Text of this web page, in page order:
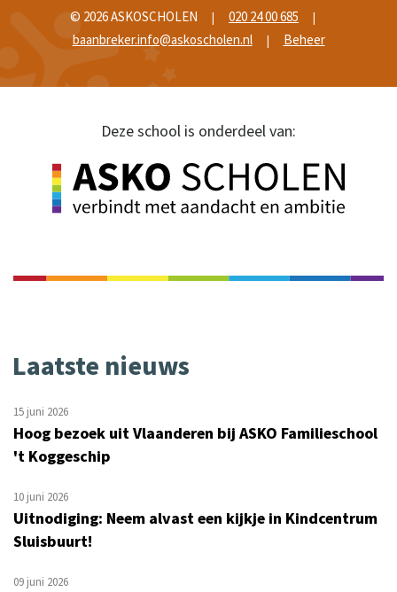
© 2026 ASKOSCHOLEN | 020 24 00 685 |
baanbreker.info@askoscholen.nl | Beheer
Deze school is onderdeel van:
Laatste nieuws
15 juni 2026
Hoog bezoek uit Vlaanderen bij ASKO Familieschool
't Koggeschip
10 juni 2026
Uitnodiging: Neem alvast een kijkje in Kindcentrum
Sluisbuurt!
09 juni 2026